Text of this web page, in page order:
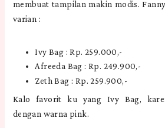
membuat tampilan makin modis.
varian :
Ivy Bag : Rp. 259.000,-
Afreeda Bag : Rp. 249.900,-
Zeth Bag : Rp. 259.900,-
Kalo favorit ku yang Ivy Bag,
dengan warna pink.